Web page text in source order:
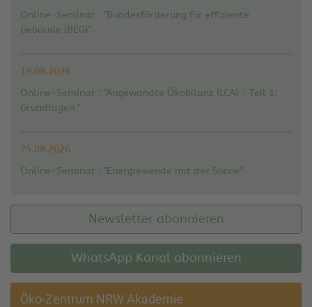
Online-Seminar : "Bundesförderung für effiziente
Gebäude (BEG)"
19.08.2026
Online-Seminar : "Angewandte Ökobilanz (LCA) - Teil 1:
Grundlagen "
25.08.2026
Online-Seminar : "Energiewende mit der Sonne"
Newsletter abonnieren
WhatsApp Kanal abonnieren
Öko-Zentrum NRW Akademie